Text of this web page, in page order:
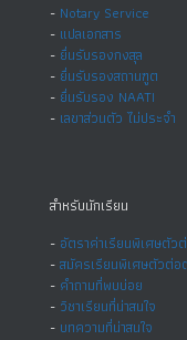
- Notary Service
- แปลเอกสาร
- ยื่นรับรองกงสุล
- ยื่นรับรองสถานฑูต
- ยื่นรับรอง NAATI
- เลขาส่วนตัว ไม่ประจำ
สำหรับนักเรียน
- อัตราค่าเรียนพิเศษตัว
-สมัครเรียนพิเศษตัวต่อ
- คำถามที่พบบ่อย
- วิชาเรียนที่น่าสนใจ
- บทความที่น่าสนใจ